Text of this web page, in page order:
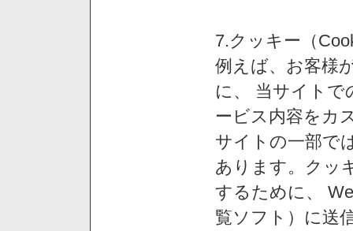
7.クッキー（
例えば、お客様
に、 当サイトで
ービス内容をカ
サイトの一部で
あります。クッ
するために、
覧ソフト）に送